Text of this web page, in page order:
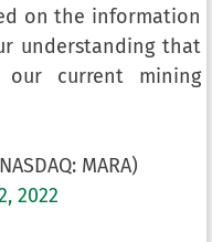
on the information
understanding that
current mining
MARA)
2022